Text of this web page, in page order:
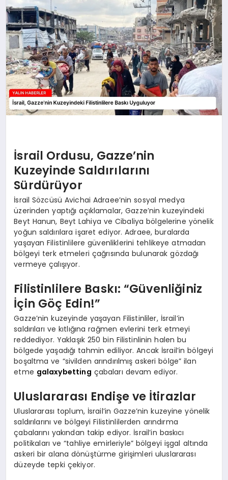
TEKNOLOJİ
MAGAZİN
SAĞLIK
İsrail Ordusu, Gazze’nin
Kuzeyinde Saldırılarını
Sürdürüyor
İsrail Sözcüsü Avichai Adraee’nin sosyal medya
üzerinden yaptığı açıklamalar, Gazze’nin kuzeyindeki
Beyt Hanun, Beyt Lahiya ve Cibaliya bölgelerine yönelik
yoğun saldırılara işaret ediyor. Adraee, buralarda
yaşayan Filistinlilere güvenliklerini tehlikeye atmadan
bölgeyi terk etmeleri çağrısında bulunarak gözdağı
vermeye çalışıyor.
Filistinlilere Baskı: “Güvenliğiniz
İçin Göç Edin!”
Gazze’nin kuzeyinde yaşayan Filistinliler, İsrail’in
saldırıları ve kıtlığına rağmen evlerini terk etmeyi
reddediyor. Yaklaşık 250 bin Filistinlinin halen bu
bölgede yaşadığı tahmin ediliyor. Ancak İsrail’in bölgeyi
boşaltma ve “sivilden arındırılmış askeri bölge” ilan
etme galaxybetting çabaları devam ediyor.
Uluslararası Endişe ve İtirazlar
Uluslararası toplum, İsrail’in Gazze’nin kuzeyine yönelik
saldırılarını ve bölgeyi Filistinlilerden arındırma
çabalarını yakından takip ediyor. İsrail’in baskıcı
politikaları ve “tahliye emirleriyle” bölgeyi işgal altında
askeri bir alana dönüştürme girişimleri uluslararası
düzeyde tepki çekiyor.